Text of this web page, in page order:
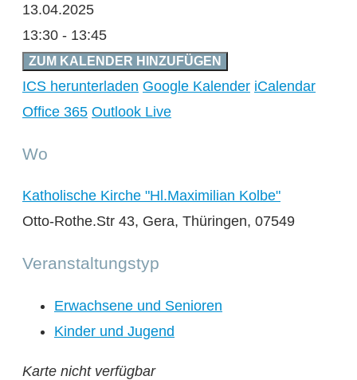
13.04.2025
13:30 - 13:45
ZUM KALENDER HINZUFÜGEN
ICS herunterladen Google Kalender iCalendar
Office 365 Outlook Live
Wo
Katholische Kirche "Hl.Maximilian Kolbe"
Otto-Rothe.Str 43, Gera, Thüringen, 07549
Veranstaltungstyp
Erwachsene und Senioren
Kinder und Jugend
Karte nicht verfügbar